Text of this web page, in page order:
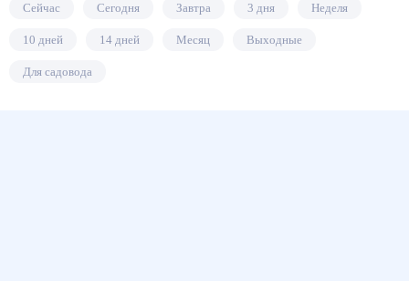
Сейчас Сегодня Завтра 3 дня Неделя
10 дней 14 дней Месяц Выходные
Для садовода